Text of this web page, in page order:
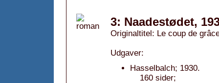
3: Naadestødet,
Originaltitel: Le coup de
Udgaver:
Hasselbalch; 1930.
160 sider;